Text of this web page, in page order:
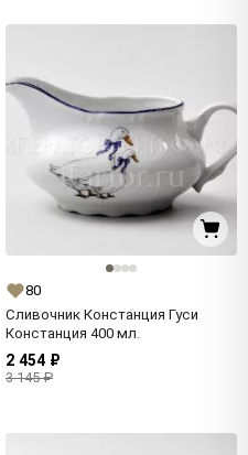
80
Сливочник Констанция Гуси
Констанция 400 мл.
2 454 ₽
3 145 ₽